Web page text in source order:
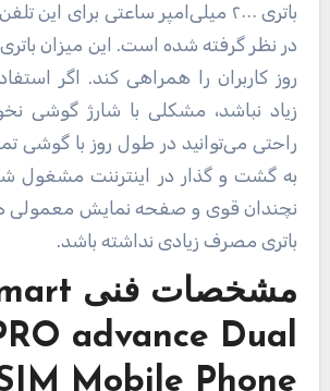
باتری ۲۰۰۰ میلی‌امپر ساعتی برای این تلفن همراه هوشمند
در نظر گرفته شده است. این میزان
روز کاربران را همراهی کند. اگر
زیاد نباشد، مشکلی با شارژ گوشی
راحتی می‌توانید در طول روز با گوشی
به گشت و گذار در اینترننت مشغول
نچندان قوی و صفحه نمایش معمولی
باتری مصرف زیادی نداشته باشد.
مشخصات فنی
advance Dual
Mobile Phone